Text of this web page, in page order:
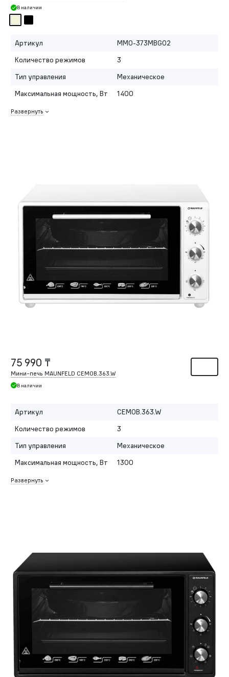
В наличии
Артикул
MMO-373MBG02
Количество режимов
3
Тип управления
Механическое
Максимальная мощность, Вт
1400
Развернуть
75 990 ₸
Мини-печь MAUNFELD CEMOB.363.W
В наличии
Артикул
CEMOB.363.W
Количество режимов
3
Тип управления
Механическое
Максимальная мощность, Вт
1300
Развернуть